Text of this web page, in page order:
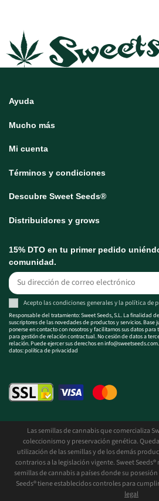
Ayuda
Mucho más
Mi cuenta
Términos y condiciones
Descubre Sweet Seeds®
Distribuidores y grows
15% DTO en tu primer pedido
comunidad.
Acepto lascondiciones generalesy la política de
Responsable del tratamiento: Sweet Seeds, S.L. La finalidad
suscriptores de las novedades de productos y servicios. Base
ponerse en contacto con nosotros y facilitarnos sus datos
para gestión de relación contractual. No cesión de datos a
relación. Puede ejercer sus derechos eninfo@sweetseeds.com
datos:política de privacidad
Las semillas de cannabis que comercializa
coleccionismo y preservación genética.
utilización de las semillas y de los demás
contrarios a la legislación vigente. Sweet
semillas de cannabis a países donde su
Seeds® tiene establecidos controles para
legal